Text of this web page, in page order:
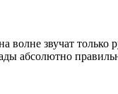
звучат
абсолютно